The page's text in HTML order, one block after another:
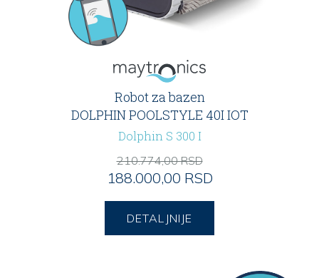
Robot za bazen
DOLPHIN POOLSTYLE 40I IOT
Dolphin S 300 I
210.774,00 RSD
188.000,00 RSD
DETALJNIJE